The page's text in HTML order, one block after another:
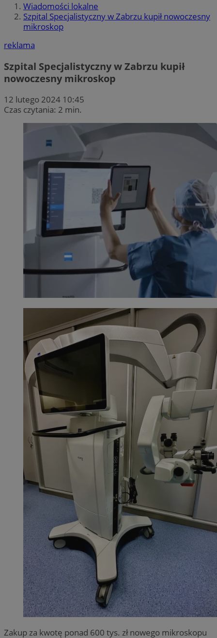
Wiadomości lokalne
Szpital Specjalistyczny w Zabrzu kupił nowoczesny
mikroskop
reklama
Szpital Specjalistyczny w Zabrzu kupił
nowoczesny mikroskop
12 lutego 2024 10:45
Czas czytania: 2 min.
Zakup za kwotę ponad 600 tys. zł nowego mikroskopu